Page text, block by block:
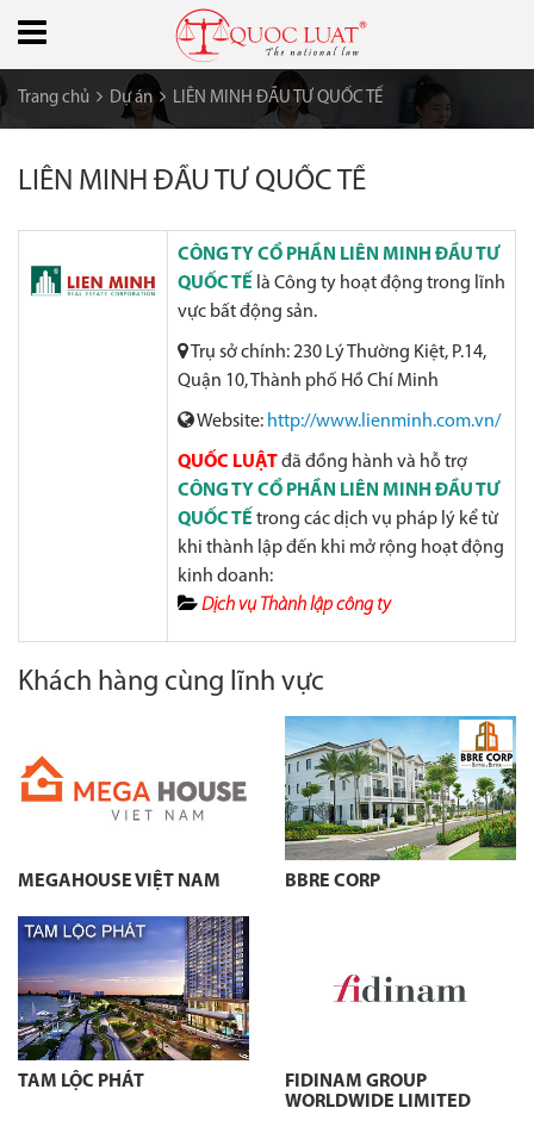
Trang chủ Dự án LIÊN MINH ĐẦU TƯ QUỐC TẾ
LIÊN MINH ĐẦU TƯ QUỐC TẾ
CÔNG TY CỔ PHẦN LIÊN MINH ĐẦU TƯ
QUỐC TẾ là Công ty hoạt động trong lĩnh
vực bất động sản.
Trụ sở chính: 230 Lý Thường Kiệt, P.14,
Quận 10, Thành phố Hồ Chí Minh
Website: http://www.lienminh.com.vn/
QUỐC LUẬTđã đồng hành và hỗ trợ
CÔNG TY CỔ PHẦN LIÊN MINH ĐẦU TƯ
QUỐC TẾ trong các dịch vụ pháp lý kể từ
khi thành lập đến khi mở rộng hoạt động
kinh doanh:
Dịch vụ Thành lập công ty
Khách hàng cùng lĩnh vực
MEGAHOUSE VIỆT NAM BBRE CORP
TAM LỘC PHÁT
FIDINAM GROUP
WORLDWIDE LIMITED